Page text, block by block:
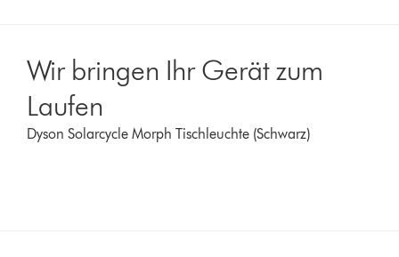
Wir bringen Ihr Gerät zum
Laufen
Dyson Solarcycle Morph Tischleuchte (Schwarz)